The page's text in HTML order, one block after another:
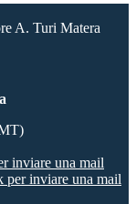
A. Turi Matera
inviare una mail
per inviare una mail